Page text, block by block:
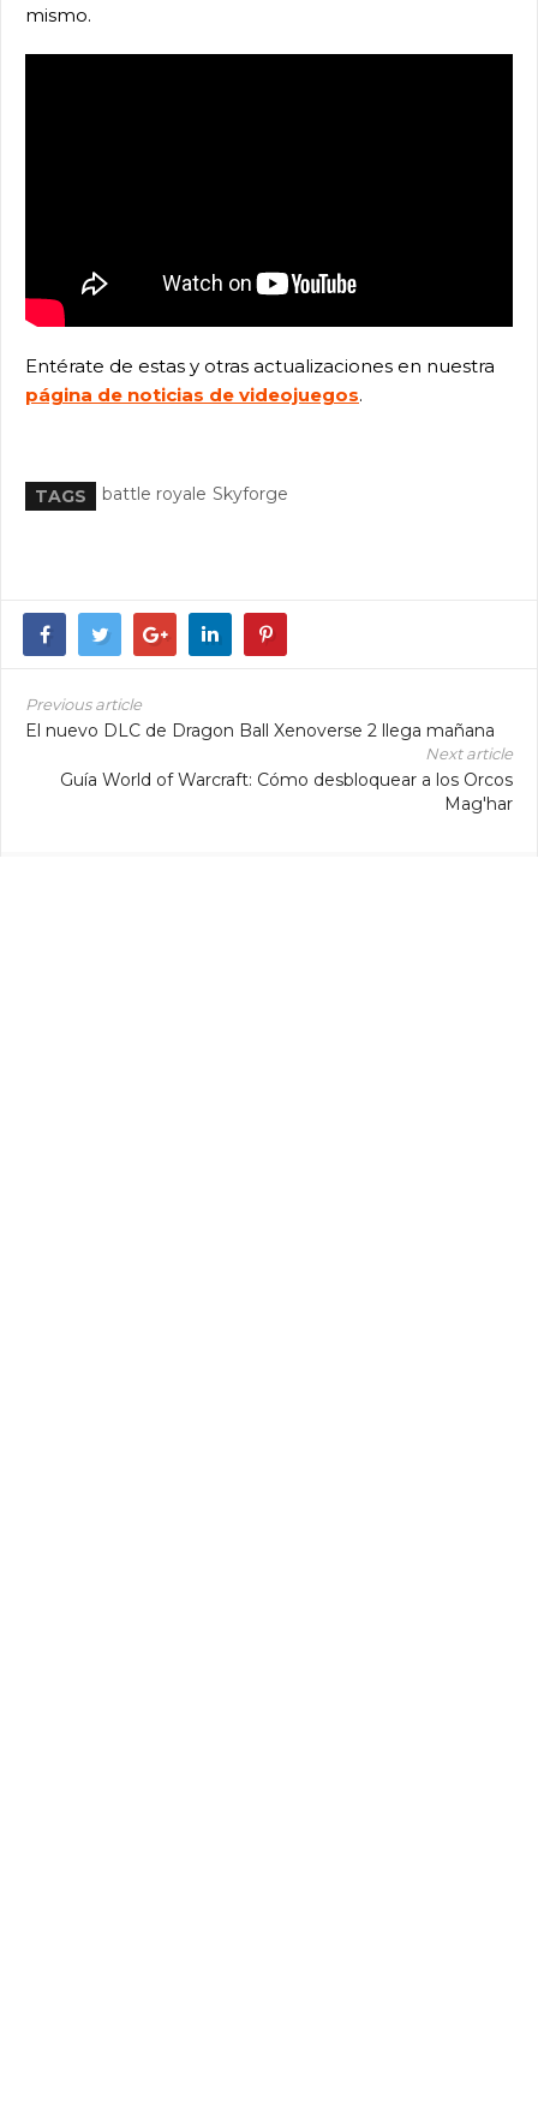
mismo.
Entérate de estas y otras actualizaciones en nuestra
página de noticias de videojuegos.
TAGS battle royale Skyforge
Previous article
El nuevo DLC de Dragon Ball Xenoverse 2 llega mañana
Next article
Guía World of Warcraft: Cómo desbloquear a los Orcos
Mag'har